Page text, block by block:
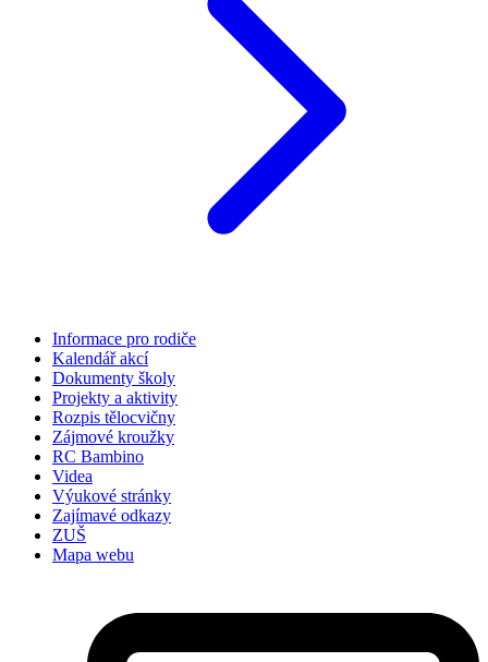
Informace pro rodiče
Kalendář akcí
Dokumenty školy
Projekty a aktivity
Rozpis tělocvičny
Zájmové kroužky
RC Bambino
Videa
Výukové stránky
Zajímavé odkazy
ZUŠ
Mapa webu